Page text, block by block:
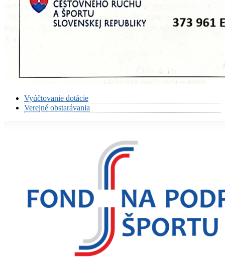
Vyúčtovanie dotácie
Verejné obstarávania